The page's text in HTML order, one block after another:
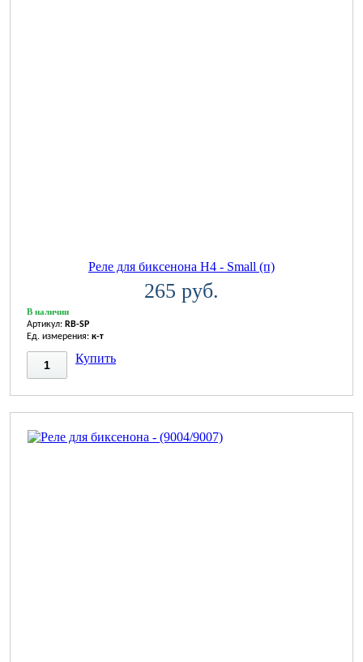
Реле для биксенона H4 - Small (п)
265 руб.
В наличии
Артикул: RB-SP
Ед. измерения: к-т
Купить